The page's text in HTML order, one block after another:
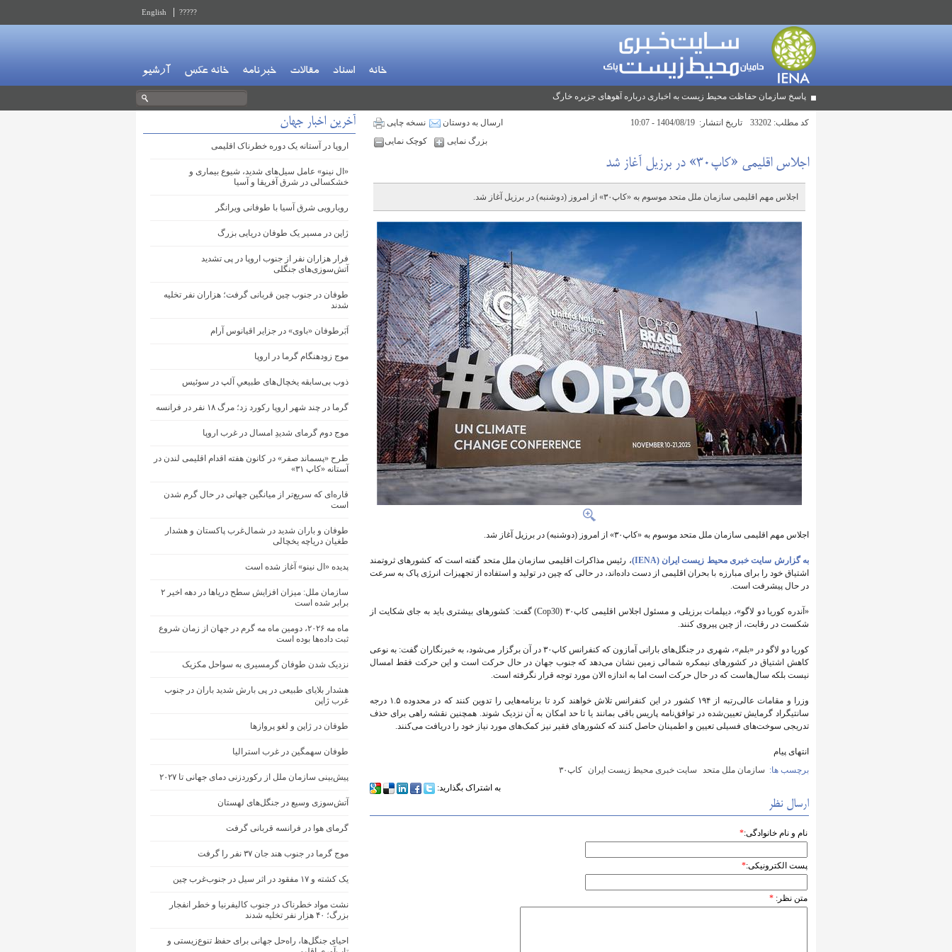
?????
English
خانه اسناد مقالات خبرنامه خانه عکس آرشیو
پاسخ سازمان حفاظت محیط زیست به اخباری درباره آهوهای جزیره خارگ
کد مطلب: تاریخ انتشار: نسخه چاپی
ارسال به دوستان
بزرگ نمایی
کوچک نمایی
اجلاس اقلیمی «کاپ۳۰» در برزیل آغاز شد
اجلاس مهم اقلیمی سازمان ملل متحد موسوم به «کاپ۳۰» از امروز (دوشنبه) در برزیل آغاز شد.
اجلاس مهم اقلیمی سازمان ملل متحد موسوم به «کاپ۳۰» از امروز (دوشنبه) در برزیل آغاز شد.
به گزارش سایت خبری محیط زیست ایران (IENA)
، رئیس مذاکرات اقلیمی سازمان ملل متحد گفته است که کشورهای ثروتمند
اشتیاق خود را برای مبارزه با بحران اقلیمی از دست داده‌اند، در حالی که چین در تولید و استفاده از تجهیزات انرژی پاک به سرعت
در حال پیشرفت است.
«آندره کوریا دو لاگو»، دیپلمات برزیلی و مسئول اجلاس اقلیمی کاپ۳۰ (Cop30) گفت: کشورهای بیشتری باید به جای شکایت از
شکست در رقابت، از چین پیروی کنند.
کوریا دو لاگو در «بلم»، شهری در جنگل‌های بارانی آمازون که کنفرانس کاپ۳۰ در آن برگزار می‌شود، به خبرنگاران گفت: به نوعی
کاهش اشتیاق در کشورهای نیمکره شمالی زمین نشان می‌دهد که جنوب جهان در حال حرکت است و این حرکت فقط امسال
نیست بلکه سال‌هاست که در حال حرکت است اما به اندازه الان مورد توجه قرار نگرفته است.
وزرا و مقامات عالی‌رتبه از ۱۹۴ کشور در این کنفرانس تلاش خواهند کرد تا برنامه‌هایی را تدوین کنند که در محدوده ۱.۵ درجه
سانتیگراد گرمایش تعیین‌شده در توافق‌نامه پاریس باقی بمانند یا تا حد امکان به آن نزدیک شوند. همچنین نقشه راهی برای حذف
تدریجی سوخت‌های فسیلی تعیین و اطمینان حاصل کنند که کشورهای فقیر نیز کمک‌های مورد نیاز خود را دریافت می‌کنند.
انتهای پیام
برچسب ها: سازمان ملل متحد سایت خبری محیط زیست ایران
کاپ۳۰
به اشتراک بگذارید:
ارسال نظر
نام و نام خانوادگی:*
پست الکترونیکی:*
متن نظر: *
آخرین اخبار جهان
اروپا در آستانه یک دوره خطرناک اقلیمی
«ال نینو» عامل سیل‌های شدید، شیوع بیماری و
خشکسالی در شرق آفریقا و آسیا
رویارویی شرق آسیا با طوفانی ویرانگر
ژاپن در مسیر یک طوفان دریایی بزرگ
فرار هزاران نفر از جنوب اروپا در پی تشدید
آتش‌سوزی‌های جنگلی
طوفان در جنوب چین قربانی گرفت؛ هزاران نفر تخلیه
شدند
اَبَرطوفان «باوی» در جزایر اقیانوس آرام
موج زودهنگام گرما در اروپا
ذوب بی‌سابقه یخچال‌های طبیعیِ آلپ در سوئیس
گرما در چند شهر اروپا رکورد زد؛ مرگ ۱۸ نفر در فرانسه
موج دوم گرمای شدیدِ امسال در غرب اروپا
طرح «پسماند صفر» در کانون هفته اقدام اقلیمی لندن در
آستانه «کاپ ۳۱»
قاره‌ای که سریع‌تر از میانگین جهانی در حال گرم شدن
است
طوفان و باران شدید در شمال‌غرب پاکستان و هشدار
طغیان دریاچه یخچالی
پدیده «ال نینو» آغاز شده است
سازمان ملل: میزان افزایش سطح دریاها در دهه اخیر ۲
برابر شده است
ماه مه ۲۰۲۶، دومین ماه مه گرم در جهان از زمان شروع
ثبت داده‌ها بوده است
نزدیک شدن طوفان گرمسیری به سواحل مکزیک
هشدار بلایای طبیعی در پی بارش شدید باران در جنوب
غرب ژاپن
طوفان در ژاپن و لغو پروازها
طوفان سهمگین در غرب استرالیا
پیش‌بینی سازمان ملل از رکوردزنی دمای جهانی تا ۲۰۲۷
آتش‌سوزی وسیع در جنگل‌های لهستان
گرمای هوا در فرانسه قربانی گرفت
موج گرما در جنوب هند جان ۳۷ نفر را گرفت
یک کشته و ۱۷ مفقود در اثر سیل در جنوب‌غرب چین
نشت مواد خطرناک در جنوب کالیفرنیا و خطر انفجار
بزرگ؛ ۴۰ هزار نفر تخلیه شدند
احیای جنگل‌ها، راه‌حل جهانی برای حفظ تنوع‌زیستی و